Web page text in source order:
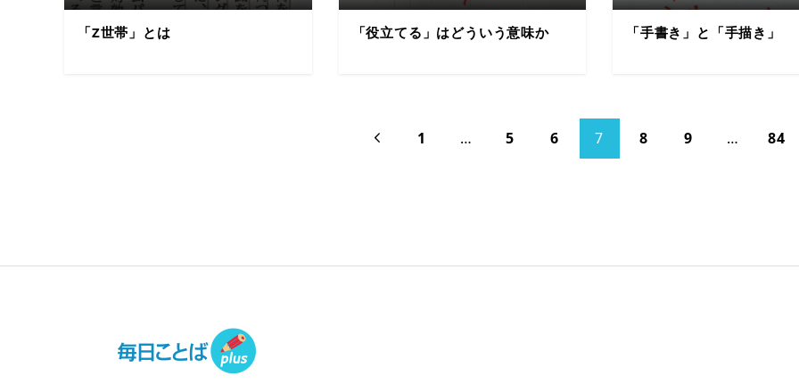
「Z世帯」とは 「役立てる」はどういう意味か 「手書き」と「手描き」
 1 … 5 6 7 8 9 … 84